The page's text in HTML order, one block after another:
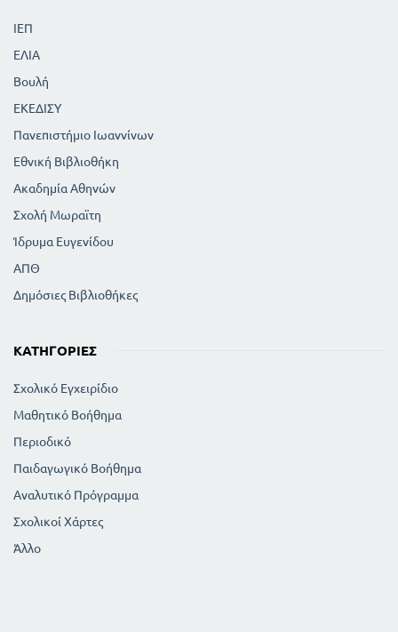
ΙΕΠ
ΕΛΙΑ
Βουλή
ΕΚΕΔΙΣΥ
Πανεπιστήμιο Ιωαννίνων
Εθνική Βιβλιοθήκη
Ακαδημία Αθηνών
Σχολή Μωραϊτη
Ίδρυμα Ευγενίδου
ΑΠΘ
Δημόσιες Βιβλιοθήκες
ΚΑΤΗΓΟΡΊΕΣ
Σχολικό Εγχειρίδιο
Μαθητικό Βοήθημα
Περιοδικό
Παιδαγωγικό Βοήθημα
Αναλυτικό Πρόγραμμα
Σχολικοί Χάρτες
Άλλο